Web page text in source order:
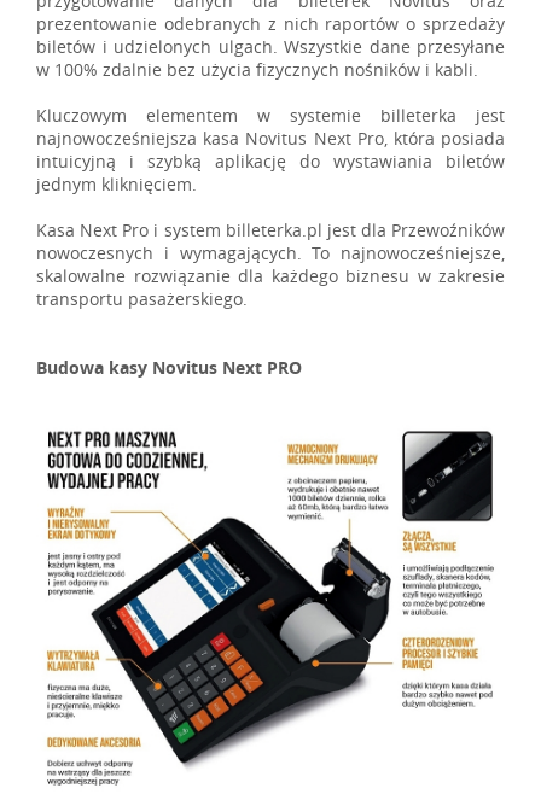
prezentowanie odebranych z nich raportów o sprzedaży
biletów i udzielonych ulgach. Wszystkie dane przesyłane
w 100% zdalnie bez użycia fizycznych nośników i kabli.
Kluczowym elementem w systemie billeterka jest
najnowocześniejsza kasa Novitus Next Pro, która posiada
intuicyjną i szybką aplikację do wystawiania biletów
jednym kliknięciem.
Kasa Next Pro i system billeterka.pl jest dla Przewoźników
nowoczesnych i wymagających. To najnowocześniejsze,
skalowalne rozwiązanie dla każdego biznesu w zakresie
transportu pasażerskiego.
Budowa kasy Novitus Next PRO